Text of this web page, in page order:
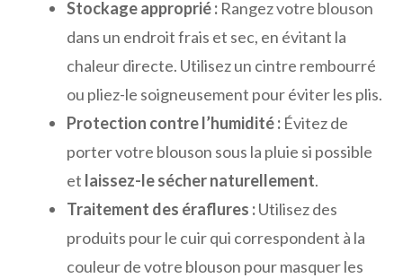
Stockage approprié : Rangez votre blouson
dans un endroit frais et sec, en évitant la
chaleur directe. Utilisez un cintre rembourré
ou pliez-le soigneusement pour éviter les plis.
Protection contre l’humidité : Évitez de
porter votre blouson sous la pluie si possible
et laissez-le sécher naturellement.
Traitement des éraflures :Utilisez des
produits pour le cuir qui correspondent à la
couleur de votre blouson pour masquer les